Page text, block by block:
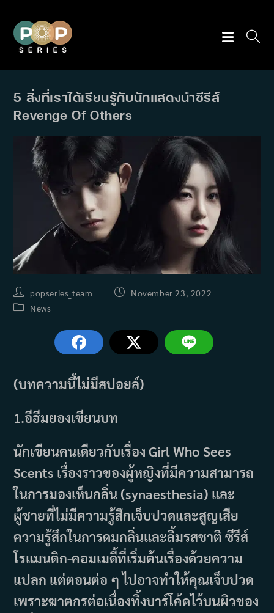
content
5 สิ่งที่เราได้เรียนรู้กับนักแสดงนำซีรีส์
Revenge Of Others
Post
author:
popseries_team
PostNovember 23, 2022
PostNews
(บทความนี้ไม่มีสปอยล์)
1.อีฮีมยองเขียนบท
นักเขียนคนเดียวกับเรื่อง Girl Who Sees
Scents เรื่องราวของผู้หญิงที่มีความสามารถ
ในการมองเห็นกลิ่น (synaesthesia) และ
ผู้ชายที่ไม่มีความรู้สึกเจ็บปวดและสูญเสีย
ความรู้สึกในการดมกลิ่นและลิ้มรสชาติ ซีรีส์
โรแมนติก-คอมเมดี้ที่เริ่มต้นเรื่องด้วยความ
แปลก แต่ตอนต่อ ๆ ไปอาจทำให้คุณเจ็บปวด
เพราะฆาตกรต่อเนื่องทิ้งบาร์โค้ดไว้บนผิวของ